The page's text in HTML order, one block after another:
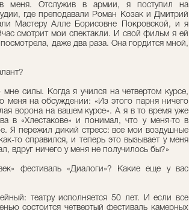
меня. Отслужив в армии, я поступил на
где преподавали Роман Козак и Дмитрий
Мастеру Алле Борисовне Покровской, и я
смотрит мои спектакли. И свой фильм я ей
даже два раза. Она гордится мной,
силы. Когда я учился на четвертом курсе,
меня на обсуждении: «Из этого парня ничего
ворона на вашем курсе». А я в то время уже
в «Хлестакове» и понимал, что у меня-то в
Я пережил дикий стресс: все мои воздушные
то справился, и теперь это вызывает у меня
вдруг ничего у меня не получилось бы?»
фестиваль «Диалоги»? Какие еще у вас
театру исполняется 50 лет. И если все
состоится четвертый фестиваль камерных